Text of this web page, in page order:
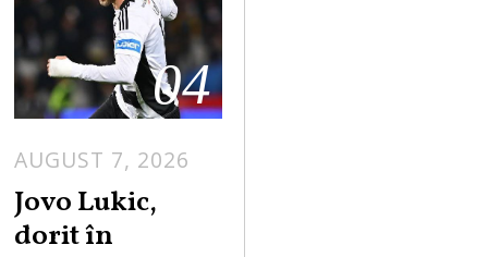
04
AUGUST 7, 2026
Jovo Lukic,
dorit în